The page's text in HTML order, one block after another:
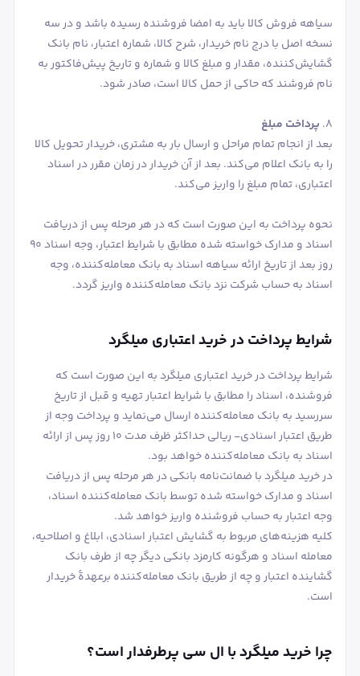
سیاهه فروش کالا باید به امضا فروشنده رسیده باشد و در سه
نسخه اصل با درج نام خریدار، شرح کالا، شماره اعتبار، نام بانک
گشایش‌کننده، مقدار و مبلغ کالا و شماره و تاریخ پیش‌فاکتور به
نام فروشند که حاکی از حمل کالا است، صادر شود.
‌8. پرداخت مبلغ
بعد از انجام تمام مراحل و ارسال بار به مشتری، خریدار تحویل کالا
را به بانک اعلام می‌کند. بعد از آن خریدار در زمان مقرر در اسناد
اعتباری، تمام مبلغ را واریز می‌کند.
نحوه پرداخت به این صورت است که در هر مرحله پس از دریافت
اسناد و مدارک خواسته شده مطابق با شرایط اعتبار، وجه اسناد 90
روز بعد از تاریخ ارائه سیاهه اسناد به بانک معامله‌کننده، وجه
اسناد به حساب شرکت نزد بانک معامله‌کننده واریز گردد.
شرایط پرداخت در خرید اعتباری میلگرد
شرایط پرداخت در خرید اعتباری میلگرد به این صورت است که
فروشنده، اسناد را مطابق با شرایط اعتبار تهیه و قبل از تاریخ
سررسید به بانک معامله‌کننده ارسال می‌نماید و پرداخت وجه از
طریق اعتبار اسنادی- ریالی حداکثر ظرف مدت 10 روز پس از ارائه
اسناد به بانک معامله‌کننده خواهد بود.
در خرید میلگرد با ضمانت‌نامه بانکی در هر مرحله پس از دریافت
اسناد و مدارک خواسته شده توسط بانک معامله‌کننده اسناد،
وجه اعتبار به حساب فروشنده واریز خواهد شد.
کلیه هزینه‌های مربوط به گشایش اعتبار اسنادی، ابلاغ و اصلاحیه،
معامله اسناد و هرگونه کارمزد بانکی دیگر چه از طرف بانک
گشاینده اعتبار و چه از طریق بانک معامله‌کننده برعهدۀ خریدار
است.
چرا خرید میلگرد با ال سی پرطرفدار است؟